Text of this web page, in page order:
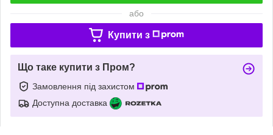
або
Купити з
Що таке купити з Пром?
Замовлення під захистом
Доступна доставка